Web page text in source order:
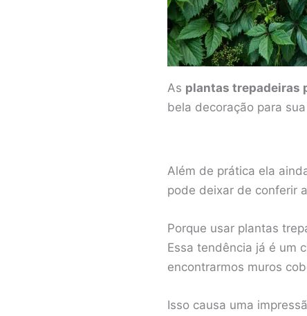
As plantas trepadeiras
bela decoração para
Além de prática ela
pode deixar de conferir
Porque usar plantas
Essa tendência já é um
encontrarmos muros
Isso causa uma